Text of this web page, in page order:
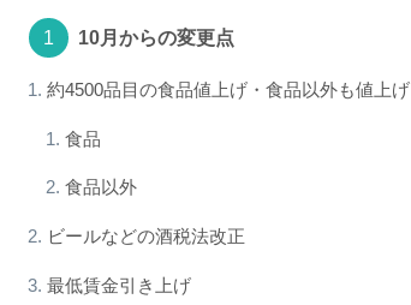
10月からの変更点
約4500品目の食品値上げ・食品以外も値上げ
食品
食品以外
ビールなどの酒税法改正
最低賃金引き上げ